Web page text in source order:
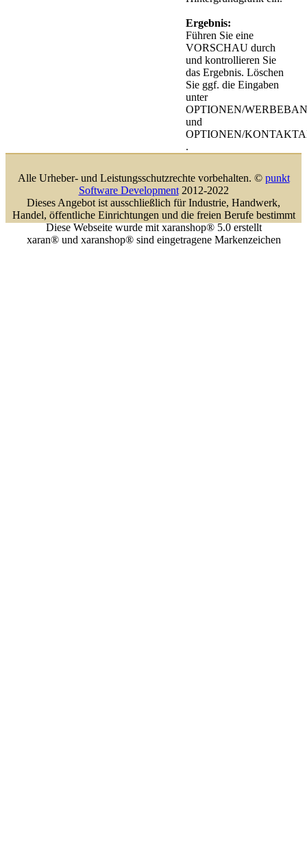
Ergebnis:
Führen Sie eine
VORSCHAU durch
und kontrollieren Sie
das Ergebnis. Löschen
Sie ggf. die Eingaben
unter
OPTIONEN/
und
OPTIONEN/
.
Alle Urheber- und Leistungsschutzrechte vorbehalten. © punkt
Software Development2012-2022
Dieses Angebot ist ausschließlich für Industrie, Handwerk,
Handel, öffentliche Einrichtungen und die freien Berufe bestimmt
Diese Webseite wurde mit xaranshop® 5.0 erstellt
xaran® und xaranshop® sind eingetragene Markenzeichen